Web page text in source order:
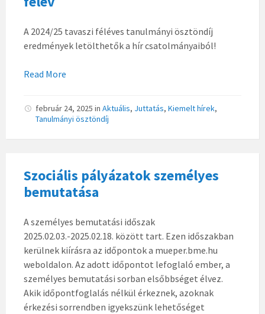
A 2024/25 tavaszi féléves tanulmányi ösztöndíj
eredmények letölthetők a hír csatolmányaiból!
Read More
február 24, 2025 in Aktuális, Juttatás, Kiemelt hírek,
Tanulmányi ösztöndíj
Szociális pályázatok személyes
bemutatása
A személyes bemutatási időszak
2025.02.03.-2025.02.18. között tart. Ezen időszakban
kerülnek kiírásra az időpontok a mueper.bme.hu
weboldalon. Az adott időpontot lefoglaló ember, a
személyes bemutatási sorban elsőbbséget élvez.
Akik időpontfoglalás nélkül érkeznek, azoknak
érkezési sorrendben igyekszünk lehetőséget